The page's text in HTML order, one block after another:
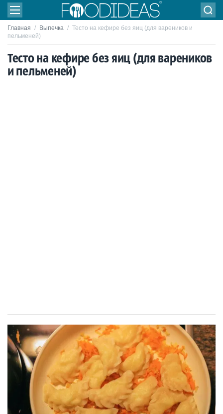
Главная / Выпечка / Тесто на кефире без яиц (для вареников и
пельменей)
Тесто на кефире без яиц (для вареников
и пельменей)